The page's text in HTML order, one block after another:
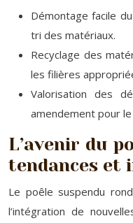
Démontage facile
tri des matériaux.
Recyclage des
les filières
Valorisation des
amendement pour le
L’avenir du
tendances et
Le poêle suspendu
l’intégration de